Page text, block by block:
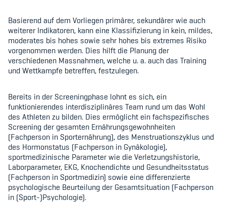
Basierend auf dem Vorliegen primärer, sekundärer wie auch
weiterer Indikatoren, kann eine Klassifizierung in kein, mildes,
moderates bis hohes sowie sehr hohes bis extremes Risiko
vorgenommen werden. Dies hilft die Planung der
verschiedenen Massnahmen, welche u. a. auch das Training
und Wettkampfe betreffen, festzulegen.
Bereits in der Screeningphase lohnt es sich, ein
funktionierendes interdisziplinäres Team rund um das Wohl
des Athleten zu bilden. Dies ermöglicht ein fachspezifisches
Screening der gesamten Ernährungsgewohnheiten
(Fachperson in Sporternährung), des Menstruationszyklus und
des Hormonstatus (Fachperson in Gynäkologie),
sportmedizinische Parameter wie die Verletzungshistorie,
Laborparameter, EKG, Knochendichte und Gesundheitsstatus
(Fachperson in Sportmedizin) sowie eine differenzierte
psychologische Beurteilung der Gesamtsituation (Fachperson
in (Sport-)Psychologie).